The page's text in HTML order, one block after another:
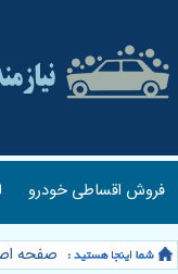
فروش اقساطی خودرو
صفحه